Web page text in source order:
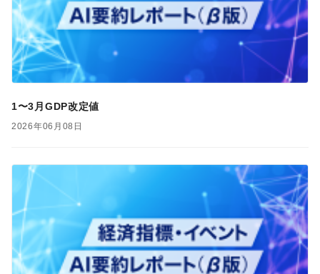
1〜3月GDP改定値
2026年06月08日